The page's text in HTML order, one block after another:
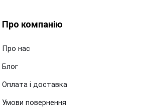
Про компанію
Про нас
Блог
Оплата і доставка
Умови повернення